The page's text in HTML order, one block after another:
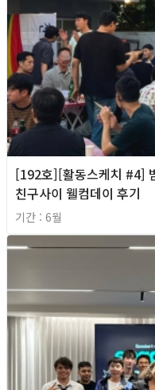
[192호][활동스케치 #4]
친구사이 웰컴데이 후기
기간 : 6월